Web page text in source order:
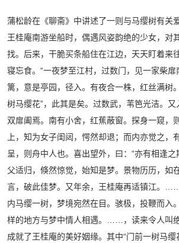
蒲松龄在《聊斋》中讲述了一则与马缨树有关
王桂庵南游坐船时，偶遇风姿韵绝的少女，对
找。后来，干脆买条船住在江边，天天盯着来
寝忘食。“一夜梦至江村，过数门，见一家柴
篱，意是亭园，径入。有夜合一株，红丝满树
树马缨花”，此其是矣。过数武，苇笆光洁。又
双扉阖焉。南有小舍，红蕉蔽窗。探身一窥，
上，知为女子闺闼，愕然却退；而内亦觉之，
呈，则舟中人也。喜出望外，曰：“亦有相逢之
父适归，倏然惊觉，始知是梦。景物历历，如
言，破此佳梦。又年余，王桂庵再适镇江。
内马缨一树，梦境宛然在目。骇极，投鞭而入
样的地方与梦中情人相遇。……，读来令人叫
成就了王桂庵的美好姻缘。其中“门前一树马缨